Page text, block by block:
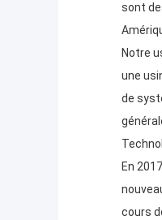
sont
Notre
une
de
En
cours